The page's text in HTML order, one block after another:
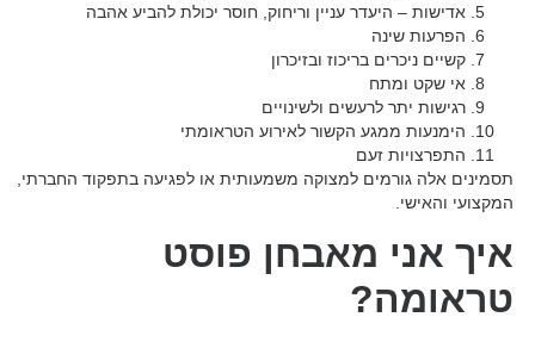
אדישות – היעדר עניין וריחוק, חוסר יכולת להביע אהבה
הפרעות שינה
קשיים ניכרים בריכוז ובזיכרון
אי שקט ומתח
רגישות יתר לרעשים ולשינויים
הימנעות ממגע הקשור לאירוע הטראומתי
התפרצויות זעם
תסמינים אלה גורמים למצוקה משמעותית או לפגיעה בתפקוד החברתי,
המקצועי והאישי.
איך אני מאבחן פוסט
טראומה?